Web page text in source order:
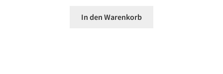
In den Warenkorb